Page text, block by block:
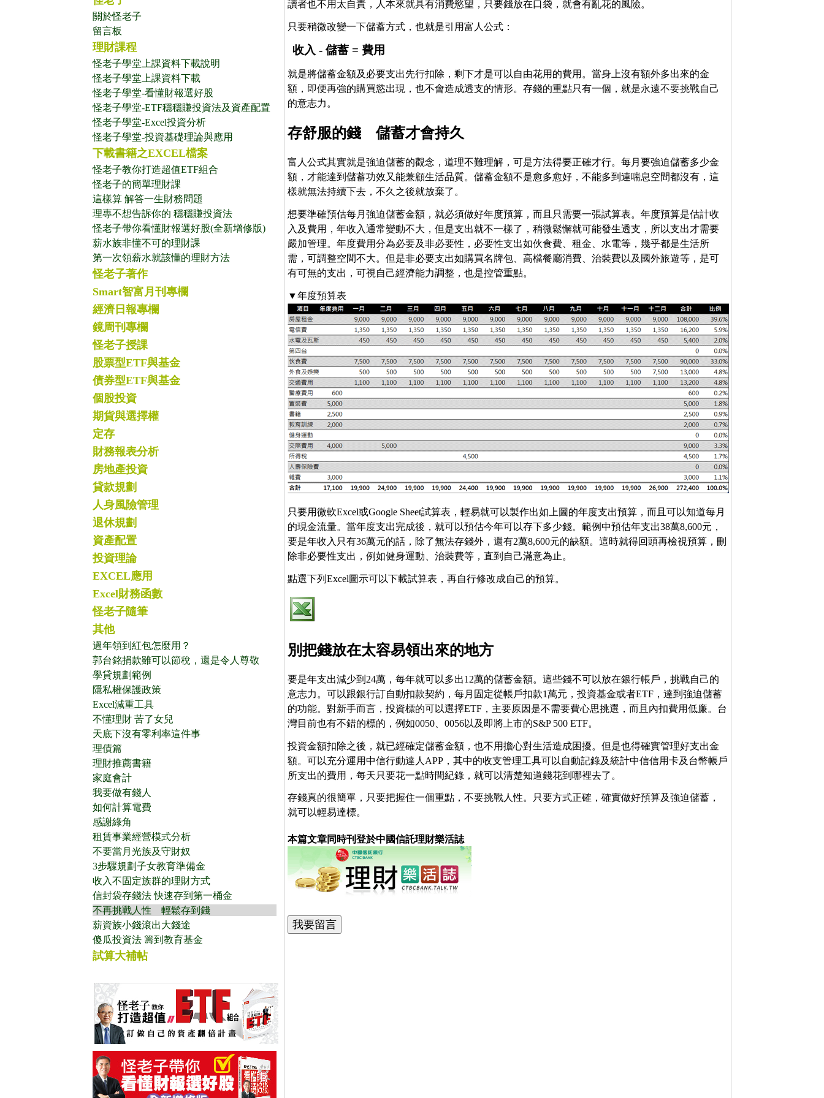
關於怪老子
留言板
理財課程
怪老子學堂上課資料下載說明
怪老子學堂上課資料下載
怪老子學堂-看懂財報選好股
怪老子學堂-ETF穩穩賺投資法及資產配置
怪老子學堂-Excel投資分析
怪老子學堂-投資基礎理論與應用
下載書籍之EXCEL檔案
怪老子教你打造超值ETF組合
怪老子的簡單理財課
這樣算 解答一生財務問題
理專不想告訴你的 穩穩賺投資法
怪老子帶你看懂財報選好股(全新增修版)
薪水族非懂不可的理財課
第一次領薪水就該懂的理財方法
怪老子著作
Smart智富月刊專欄
經濟日報專欄
鏡周刊專欄
怪老子授課
股票型ETF與基金
債券型ETF與基金
個股投資
期貨與選擇權
定存
財務報表分析
房地產投資
貸款規劃
人身風險管理
退休規劃
資產配置
投資理論
EXCEL應用
Excel財務函數
怪老子隨筆
其他
過年領到紅包怎麼用？
郭台銘捐款雖可以節稅，還是令人尊敬
學貸規劃範例
隱私權保護政策
Excel減重工具
不懂理財 苦了女兒
天底下沒有零利率這件事
理債篇
理財推薦書籍
家庭會計
我要做有錢人
如何計算電費
感謝綠角
租賃事業經營模式分析
不要當月光族及守財奴
3步驟規劃子女教育準備金
收入不固定族群的理財方式
信封袋存錢法 快速存到第一桶金
不再挑戰人性 輕鬆存到錢
薪資族小錢滾出大錢途
傻瓜投資法 籌到教育基金
試算大補帖
讀者也不用太自責，人本來就具有消費慾望，只要錢放在口袋，就會有亂花的風險。
只要稍微改變一下儲蓄方式，也就是引用富人公式：
收入 - 儲蓄 = 費用
就是將儲蓄金額及必要支出先行扣除，剩下才是可以自由花用的費用。當身上沒有額外多出來的金
額，即便再強的購買慾出現，也不會造成透支的情形。存錢的重點只有一個，就是永遠不要挑戰自己
的意志力。
存舒服的錢 儲蓄才會持久
富人公式其實就是強迫儲蓄的觀念，道理不難理解，可是方法得要正確才行。每月要強迫儲蓄多少金
額，才能達到儲蓄功效又能兼顧生活品質。儲蓄金額不是愈多愈好，不能多到連喘息空間都沒有，這
樣就無法持續下去，不久之後就放棄了。
想要準確預估每月強迫儲蓄金額，就必須做好年度預算，而且只需要一張試算表。年度預算是估計收
入及費用，年收入通常變動不大，但是支出就不一樣了，稍微鬆懈就可能發生透支，所以支出才需要
嚴加管理。年度費用分為必要及非必要性，必要性支出如伙食費、租金、水電等，幾乎都是生活所
需，可調整空間不大。但是非必要支出如購買名牌包、高檔餐廳消費、治裝費以及國外旅遊等，是可
有可無的支出，可視自己經濟能力調整，也是控管重點。
▼年度預算表
只要用微軟Excel或Google Sheet試算表，輕易就可以製作出如上圖的年度支出預算，而且可以知道每月
的現金流量。當年度支出完成後，就可以預估今年可以存下多少錢。範例中預估年支出38萬8,600元，
要是年收入只有36萬元的話，除了無法存錢外，還有2萬8,600元的缺額。這時就得回頭再檢視預算，刪
除非必要性支出，例如健身運動、治裝費等，直到自己滿意為止。
點選下列Excel圖示可以下載試算表，再自行修改成自己的預算。
別把錢放在太容易領出來的地方
要是年支出減少到24萬，每年就可以多出12萬的儲蓄金額。這些錢不可以放在銀行帳戶，挑戰自己的
意志力。可以跟銀行訂自動扣款契約，每月固定從帳戶扣款1萬元，投資基金或者ETF，達到強迫儲蓄
的功能。對新手而言，投資標的可以選擇ETF，主要原因是不需要費心思挑選，而且內扣費用低廉。台
灣目前也有不錯的標的，例如0050、0056以及即將上市的S&P 500 ETF。
投資金額扣除之後，就已經確定儲蓄金額，也不用擔心對生活造成困擾。但是也得確實管理好支出金
額。可以充分運用中信行動達人APP，其中的收支管理工具可以自動記錄及統計中信信用卡及台幣帳戶
所支出的費用，每天只要花一點時間紀錄，就可以清楚知道錢花到哪裡去了。
存錢真的很簡單，只要把握住一個重點，不要挑戰人性。只要方式正確，確實做好預算及強迫儲蓄，
就可以輕易達標。
本篇文章同時刊登於中國信託理財樂活誌